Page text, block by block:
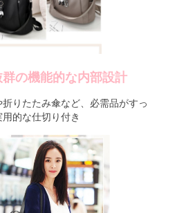
の機能的な内部設計
りたたみ傘など、必需品がすっ
的な仕切り付き